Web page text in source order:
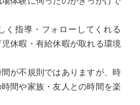
く指導・フォローしてくれる
休暇・有給休暇が取れる環境
が不規則ではありますが、時
間や家族・友人との時間を楽
で会社を知り、未経験の機械操作
ました。
長く働いている先輩方が教えてくれ
できます。
フトが決まっているので、予定が立
けられたりとメリットも多いです。
時間を大切にしたい方にピッタリの
もフォークリフト運転士として活躍するかっこいい姿を見て、男女問わずキャリアアップが出来る職場だと思い、入社を決めました。
で給料が上がるのでやりがいがありま
プライベートも充実できています！